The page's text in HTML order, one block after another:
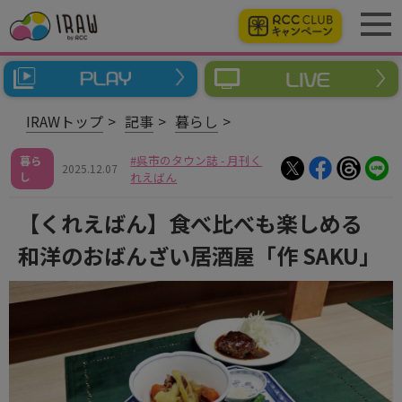
IRAWトップ 記事 暮らし
暮ら
し
2025.12.07
呉市のタウン誌 - 月刊く
れえばん
【くれえばん】食べ比べも楽しめる
和洋のおばんざい居酒屋「作 SAKU」